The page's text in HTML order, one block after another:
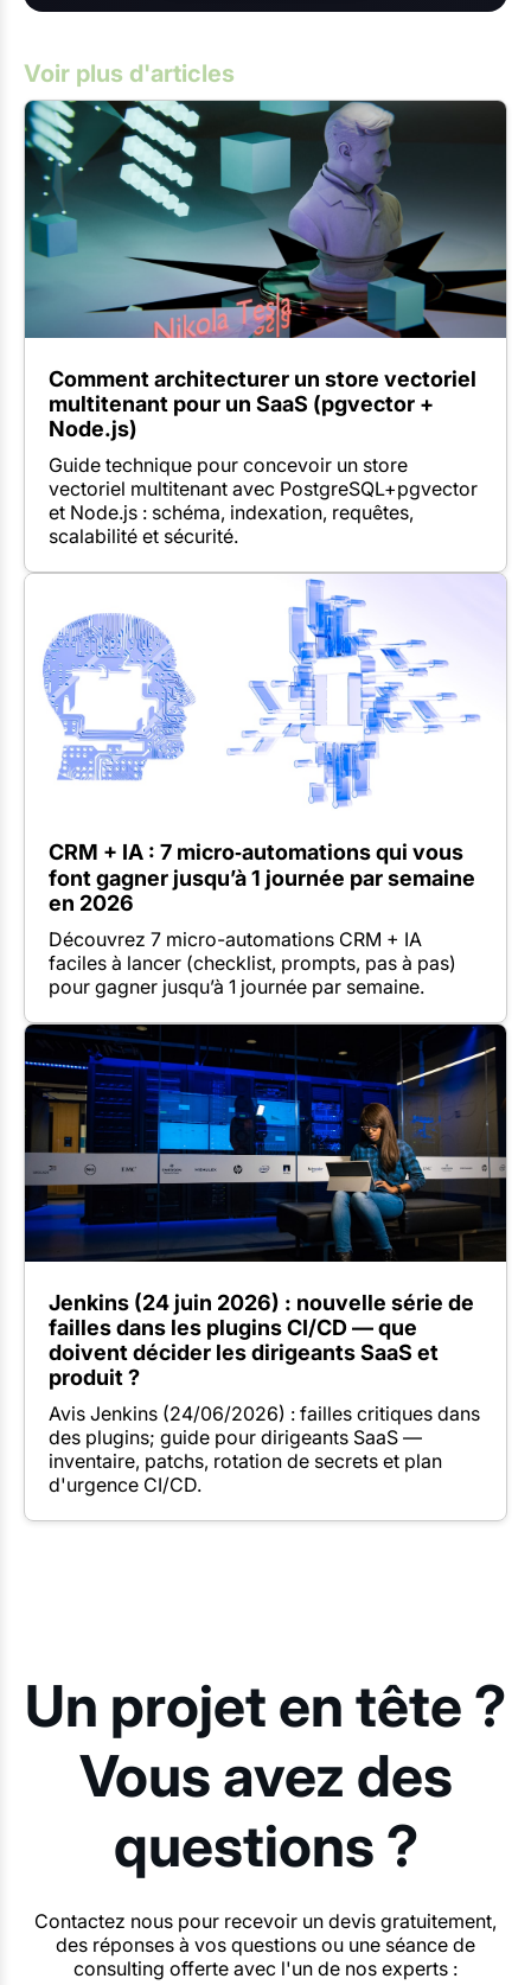
Voir plus d'articles
Comment architecturer un store vectoriel
multitenant pour un SaaS (pgvector +
Node.js)
Guide technique pour concevoir un store
vectoriel multitenant avec PostgreSQL+pgvector
et Node.js : schéma, indexation, requêtes,
scalabilité et sécurité.
CRM + IA : 7 micro‑automations qui vous
font gagner jusqu’à 1 journée par semaine
en 2026
Découvrez 7 micro-automations CRM + IA
faciles à lancer (checklist, prompts, pas à pas)
pour gagner jusqu’à 1 journée par semaine.
Jenkins (24 juin 2026) : nouvelle série de
failles dans les plugins CI/CD — que
doivent décider les dirigeants SaaS et
produit ?
Avis Jenkins (24/06/2026) : failles critiques dans
des plugins; guide pour dirigeants SaaS —
inventaire, patchs, rotation de secrets et plan
d'urgence CI/CD.
Un projet en tête ?
Vous avez des
questions ?
Contactez nous pour recevoir un devis gratuitement,
des réponses à vos questions ou une séance de
consulting offerte avec l'un de nos experts :